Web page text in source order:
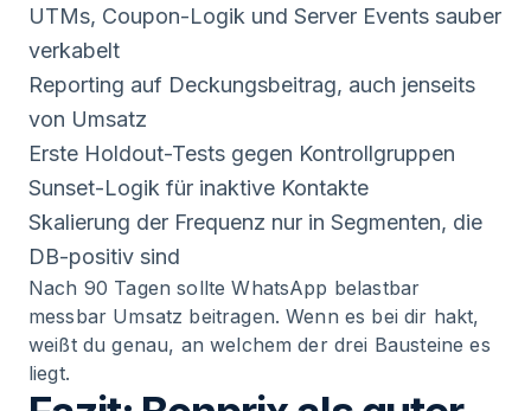
UTMs, Coupon-Logik und Server Events sauber
verkabelt
Reporting auf Deckungsbeitrag, auch jenseits
von Umsatz
Erste Holdout-Tests gegen Kontrollgruppen
Sunset-Logik für inaktive Kontakte
Skalierung der Frequenz nur in Segmenten, die
DB-positiv sind
Nach 90 Tagen sollte WhatsApp belastbar
messbar Umsatz beitragen. Wenn es bei dir hakt,
weißt du genau, an welchem der drei Bausteine es
liegt.